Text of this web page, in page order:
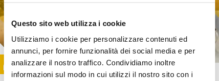
Questo sito web utilizza i cookie
Utilizziamo i cookie per personalizzare contenuti ed
annunci, per fornire funzionalità dei social media e per
analizzare il nostro traffico. Condividiamo inoltre
informazioni sul modo in cui utilizzi il nostro sito con i
Image
SUNDAY@STEP